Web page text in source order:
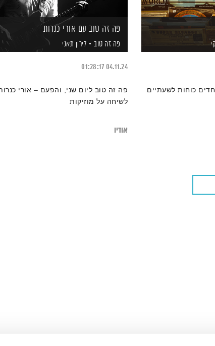
כוחות לשעתיים
פה זה טוב עם אורי כנרות
פה זה טוב לירון תאני
04.11.24
01:28:17
פה זה טוב ליום שני, והפעם – אורי
לשיחה על מוזיקות
אודיו